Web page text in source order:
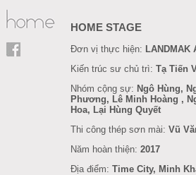
HOME STAGE
Đơn vị thực hiện: LANDMAK
Kiến trúc sư chủ trì: Tạ Tiến
Nhóm cộng sự: Ngô Hùng,
Phương, Lê Minh Hoàng ,
Hoa, Lại Hùng Quyết
Thi công thép sơn mài: Vũ
Năm hoàn thiện: 2017
Địa điểm: Time City, Minh